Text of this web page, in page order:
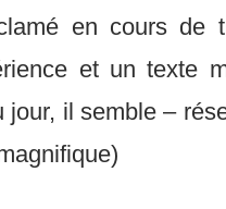
en cours de
et un texte
jour, il semble –